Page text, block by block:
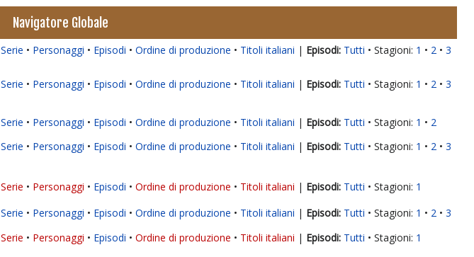
Navigatore Globale
Serie Personaggi Episodi Ordine di produzione Titoli italiani | Tutti Stagioni: 1 2
3
Serie Personaggi Episodi Ordine di produzione Titoli italiani | Tutti Stagioni: 1 2
3
Serie Personaggi Episodi Ordine di produzione Titoli italiani | Tutti Stagioni: 1
2
Serie Personaggi Episodi Ordine di produzione Titoli italiani | Tutti Stagioni: 1 2
3
Serie Personaggi Episodi Ordine di produzione Titoli italiani | Tutti Stagioni: 1
Serie Personaggi Episodi Ordine di produzione Titoli italiani | Tutti Stagioni: 1 2
3
Serie Personaggi Episodi Ordine di produzione Titoli italiani | Tutti Stagioni: 1